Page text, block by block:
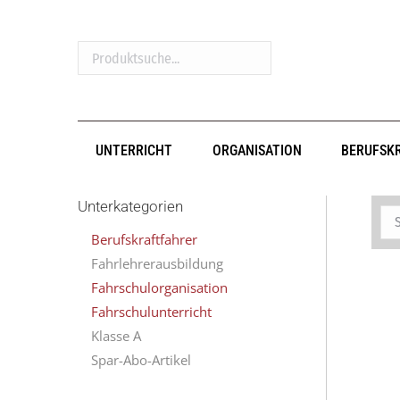
Produktsuche...
UNTERRICHT ORGANISATION
Unterkategorien
Berufskraftfahrer
Fahrlehrerausbildung
Fahrschulorganisation
Fahrschulunterricht
Klasse A
Spar-Abo-Artikel